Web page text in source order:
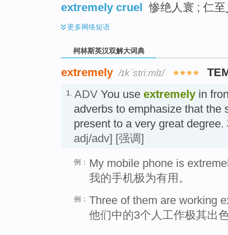
extremely cruel 惨绝人寰 ; 仁
更多网络短语
柯林斯英汉双解大词典
extremely /ɪkˈstriːmlɪ/
1. ADV You use extremely in
adverbs to emphasize that the
present to a very great
adj/adv] [强调]
例： My mobile phone is
我的手机极为有用。
例： Three of them are working
他们中的3个人工作极其出